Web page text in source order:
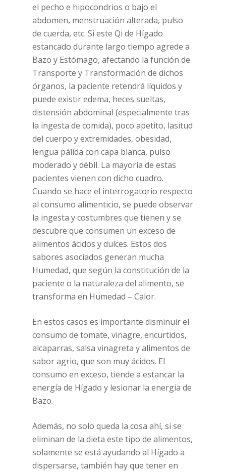
el pecho e hipocondrios o bajo el
abdomen, menstruación alterada, pulso
de cuerda, etc. Si este Qi de Hígado
estancado durante largo tiempo agrede a
Bazo y Estómago, afectando la función de
Transporte y Transformación de dichos
órganos, la paciente retendrá líquidos y
puede existir edema, heces sueltas,
distensión abdominal (especialmente tras
la ingesta de comida), poco apetito, lasitud
del cuerpo y extremidades, obesidad,
lengua pálida con capa blanca, pulso
moderado y débil. La mayoría de estas
pacientes vienen con dicho cuadro.
Cuando se hace el interrogatorio respecto
al consumo alimenticio, se puede observar
la ingesta y costumbres que tienen y se
descubre que consumen un exceso de
alimentos ácidos y dulces. Estos dos
sabores asociados generan mucha
Humedad, que según la constitución de la
paciente o la naturaleza del alimento, se
transforma en Humedad – Calor.
En estos casos es importante disminuir el
consumo de tomate, vinagre, encurtidos,
alcaparras, salsa vinagreta y alimentos de
sabor agrio, que son muy ácidos. El
consumo en exceso, tiende a estancar la
energía de Hígado y lesionar la energía de
Bazo.
Además, no solo queda la cosa ahí, si se
eliminan de la dieta este tipo de alimentos,
solamente se está ayudando al Hígado a
dispersarse, también hay que tener en